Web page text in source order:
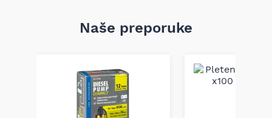
Naše preporuke